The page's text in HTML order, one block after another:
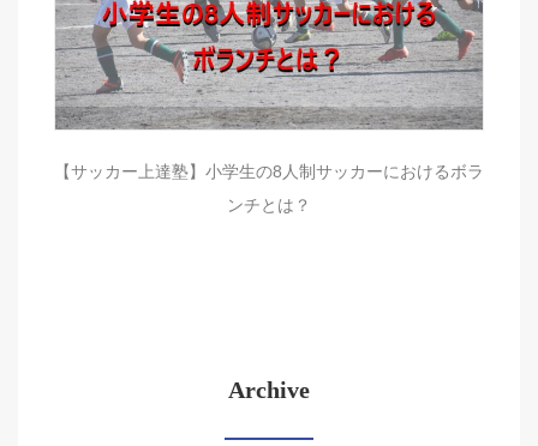
【サッカー上達塾】小学生の8人制サッカーにおけるボラ
ンチとは？
Archive